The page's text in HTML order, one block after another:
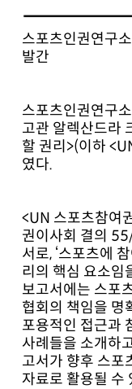
스포츠인권연구
발간
스포츠인권연구
고관 알렉산드라
할 권리>(이하
였다.
<UN 스포츠참여
권이사회 결의
서로, ‘스포츠에
리의 핵심 요소임
보고서에는 스포
협회의 책임을 명
포용적인 접근과
사례들을 소개하
고서가 향후 스포
자료로 활용될 수